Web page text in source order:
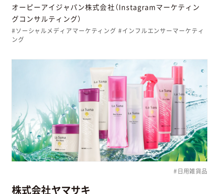
オーピーアイジャパン株式会社（Instagramマーケティン
グコンサルティング）
#ソーシャルメディアマーケティング #インフルエンサーマーケティ
ング
#日用雑貨品
株式会社ヤマサキ